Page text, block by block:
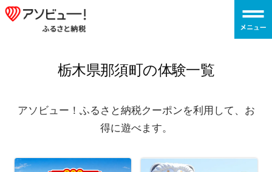
コ
ア
栃木県那須町の体験一覧
アソビュー！ふるさと納税クーポンを利用して、お
得に遊べます。